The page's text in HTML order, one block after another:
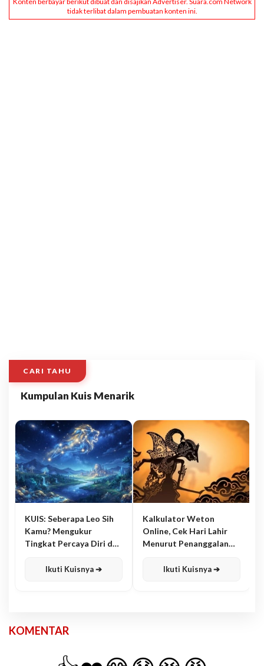
CARI TAHU
Kumpulan Kuis Menarik
KUIS: Seberapa Leo Sih
Kamu? Mengukur
Tingkat Percaya Diri dan
Ikuti Kuisnya ➔
Kalkulator Weton
Online, Cek Hari Lahir
Menurut Penanggalan
Ikuti Kuisnya ➔
KOMENTAR